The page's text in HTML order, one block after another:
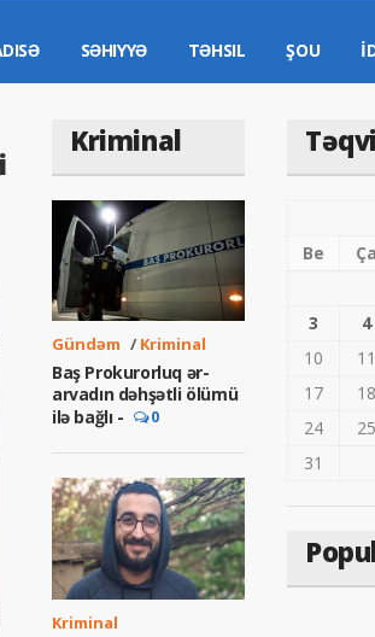
SƏHIYYƏ TƏHSIL ŞOU
Kriminal
Gündəm / Kriminal
Baş Prokurorluq ər-
arvadın dəhşətli ölümü
ilə bağlı -
0
Kriminal
Be
Ça
3
4
10
11
17
18
24
25
31